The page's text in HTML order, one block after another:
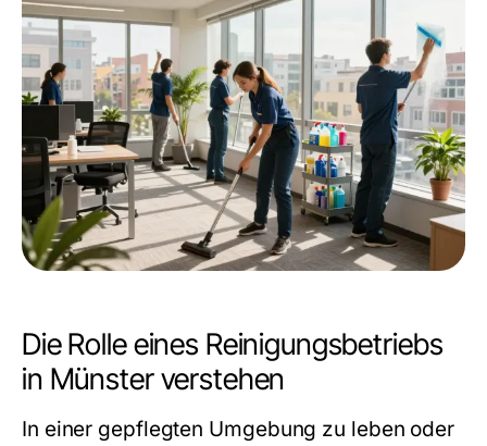
Die Rolle eines Reinigungsbetriebs
in Münster verstehen
In einer gepflegten Umgebung zu leben oder